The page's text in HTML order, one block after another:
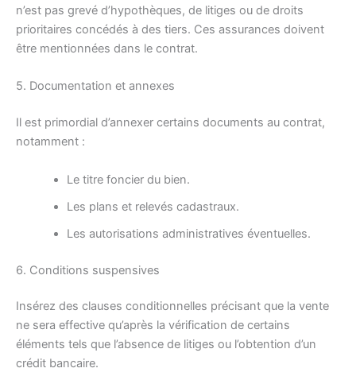
n’est pas grevé d’hypothèques, de litiges ou de droits
prioritaires concédés à des tiers. Ces assurances doivent
être mentionnées dans le contrat.
5. Documentation et annexes
Il est primordial d’annexer certains documents au contrat,
notamment :
Le titre foncier du bien.
Les plans et relevés cadastraux.
Les autorisations administratives éventuelles.
6. Conditions suspensives
Insérez des clauses conditionnelles précisant que la vente
ne sera effective qu’après la vérification de certains
éléments tels que l’absence de litiges ou l’obtention d’un
crédit bancaire.